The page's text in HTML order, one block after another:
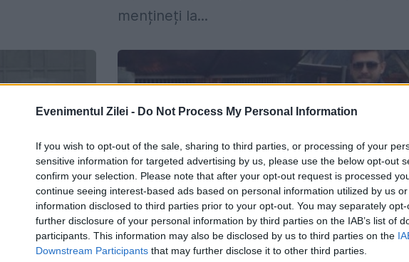
Evenimentul Zilei - Do Not Process My Personal Information
If you wish to opt-out of the sale, sharing to third parties, or processing of your
sensitive information for targeted advertising by us, please use the below opt-out
confirm your selection. Please note that after your opt-out request is processed
continue seeing interest-based ads based on personal information utilized by us
information disclosed to third parties prior to your opt-out. You may separately
further disclosure of your personal information by third parties on the IAB’s list of
participants. This information may also be disclosed by us to third parties on the
Downstream Participants that may further disclose it to other third parties.
mențineți la...
prins
EXCLUSIV PRINT. Consilierul